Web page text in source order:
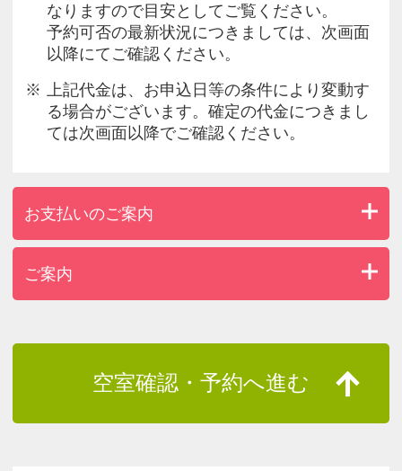
なりますので目安としてご覧ください。
予約可否の最新状況につきましては、次画面
以降にてご確認ください。
上記代金は、お申込日等の条件により変動す
る場合がございます。確定の代金につきまし
ては次画面以降でご確認ください。
お支払いのご案内
ご案内
空室確認・予約へ進む